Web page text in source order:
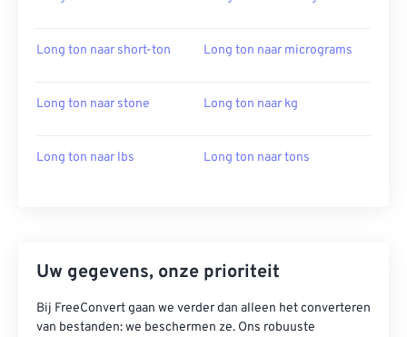
Long ton naar short-ton Long ton naar micrograms
Long ton naar stone Long ton naar kg
Long ton naar lbs Long ton naar tons
Uw gegevens, onze prioriteit
Bij FreeConvert gaan we verder dan alleen het converteren
van bestanden: we beschermen ze. Ons robuuste